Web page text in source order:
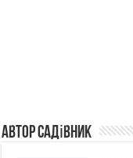
Автор Садівник